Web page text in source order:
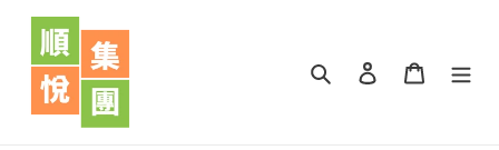
搜尋 登入 購物車